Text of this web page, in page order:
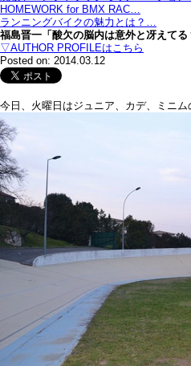
HOMEWORK for BMX RAC…
ランニングバイクの魅力とは？…
福島晋一「酸欠の脳内は意外と冴えてる
▽AUTHOR PROFILEはこちら
Posted on: 2014.03.12
今日、火曜日はジュニア、カデ、ミニ